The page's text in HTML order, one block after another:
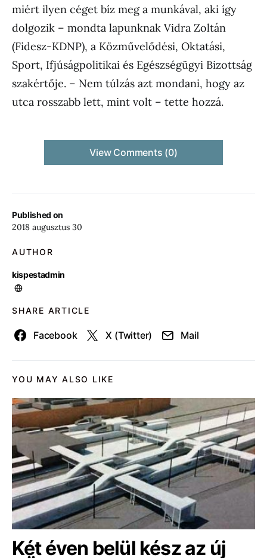
Published on
2018 augusztus 30
AUTHOR
kispestadmin
SHARE ARTICLE
Facebook X (Twitter) Mail
miért ilyen céget bíz meg a munkával, aki így
dolgozik – mondta lapunknak Vidra Zoltán
(Fidesz-KDNP), a Közművelődési, Oktatási,
Sport, Ifjúságpolitikai és Egészségügyi Bizottság
szakértője. – Nem túlzás azt mondani, hogy az
utca rosszabb lett, mint volt – tette hozzá.
View Comments (0)
YOU MAY ALSO LIKE
Két éven belül kész az új